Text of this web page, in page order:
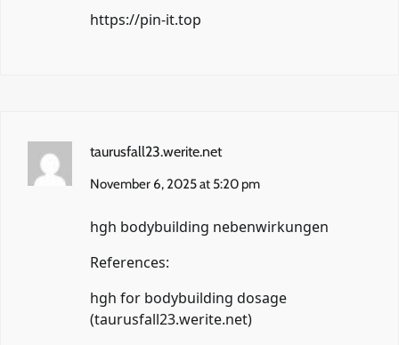
https://pin-it.top
taurusfall23.werite.net
November 6, 2025 at 5:20 pm
hgh bodybuilding nebenwirkungen
References:
hgh for bodybuilding dosage
(taurusfall23.werite.net)